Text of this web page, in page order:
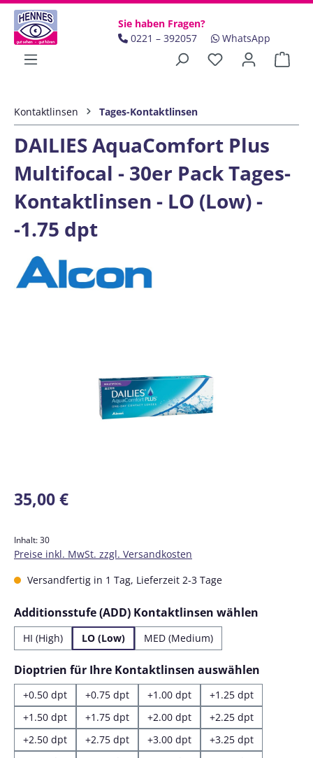
Zum Hauptinhalt springen
Sie haben Fragen?
0221 – 392057
WhatsApp
Kontaktlinsen Tages-Kontaktlinsen
DAILIES AquaComfort Plus
Multifocal - 30er Pack Tages-
Kontaktlinsen - LO (Low) -
-1.75 dpt
Regulärer Preis:
35,00 €
Inhalt:30
Preise inkl. MwSt. zzgl. Versandkosten
Versandfertig in 1 Tag, Lieferzeit 2-3 Tage
Additionsstufe (ADD) Kontaktlinsen wählen
HI (High) LO (Low) MED (Medium)
Dioptrien für Ihre Kontaktlinsen auswählen
+0.50 dpt +0.75 dpt +1.00 dpt
+1.25 dpt
+1.50 dpt
+1.75 dpt +2.00 dpt
+2.25 dpt
+2.50 dpt
+2.75 dpt +3.00 dpt
+3.25 dpt